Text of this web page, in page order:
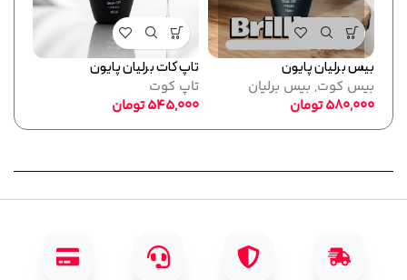
بیس برلیان پایون
بیس کوت, بیس برلیان
580,000تومان
تاپ کات برلیان پایون
تاپ کوت
545,000تومان